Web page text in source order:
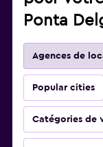
Ponta
Agences de
Popular cities
Catégories de